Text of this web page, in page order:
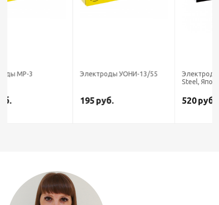
Электроды УОНИ-13/55
Электроды LB-52U (Kobe